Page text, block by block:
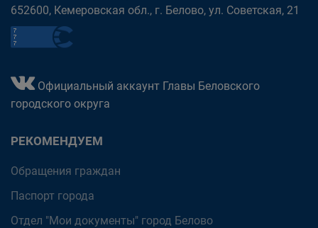
652600, Кемеровская обл., г. Белово, ул. Советская, 21
Официальный аккаунт Главы Беловского
городского округа
РЕКОМЕНДУЕМ
Обращения граждан
Паспорт города
Отдел "Мои документы" город Белово